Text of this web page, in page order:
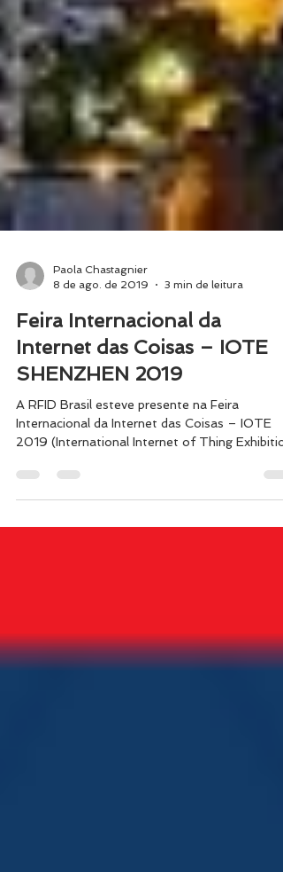
Paola Chastagnier
8 de ago. de 2019
3 min de leitura
Feira Internacional da
SHENZHEN 2019
A RFID Brasil esteve presente na Feira
e...